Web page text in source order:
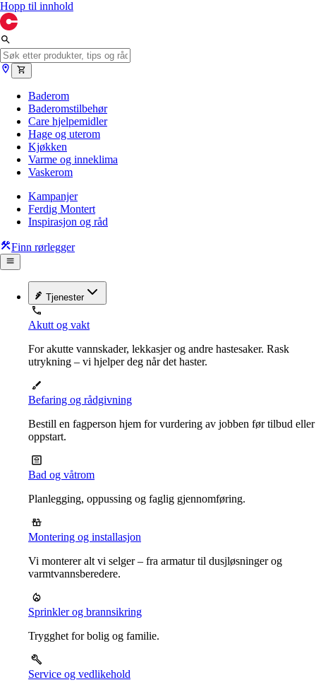
Hopp til innhold
Baderom
Baderomstilbehør
Care hjelpemidler
Hage og uterom
Kjøkken
Varme og inneklima
Vaskerom
Kampanjer
Ferdig Montert
Inspirasjon og råd
Finn rørlegger
Tjenester
Akutt og vakt
For akutte vannskader, lekkasjer og andre hastesaker. Rask
utrykning – vi hjelper deg når det haster.
Befaring og rådgivning
Bestill en fagperson hjem for vurdering av jobben før tilbud eller
oppstart.
Bad og våtrom
Planlegging, oppussing og faglig gjennomføring.
Montering og installasjon
Vi monterer alt vi selger – fra armatur til dusjløsninger og
varmtvannsberedere.
Sprinkler og brannsikring
Trygghet for bolig og familie.
Service og vedlikehold